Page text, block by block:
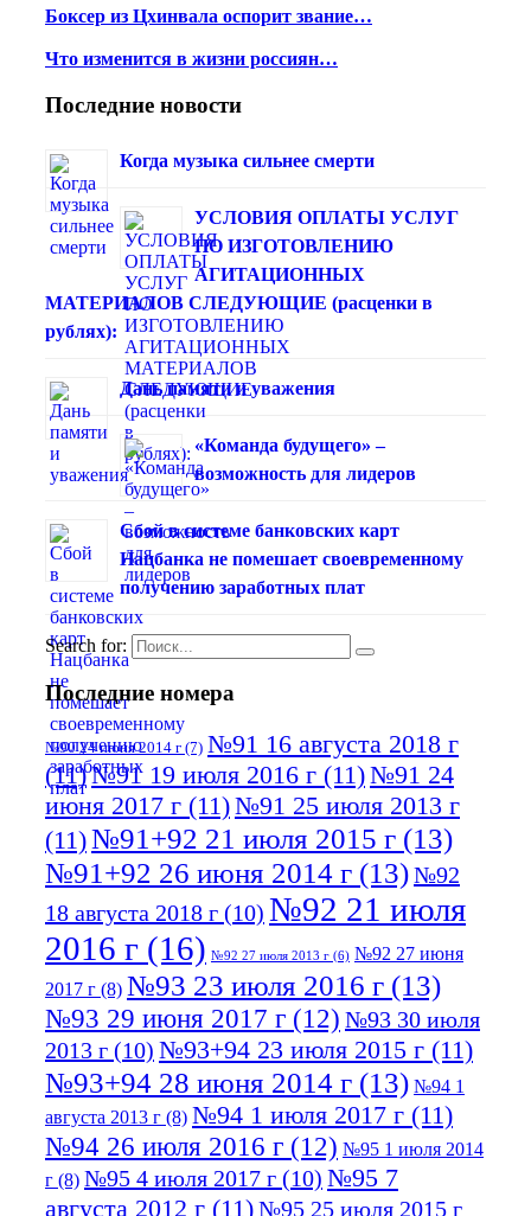
Боксер из Цхинвала оспорит звание…
Что изменится в жизни россиян…
Последние новости
Когда музыка сильнее смерти
УСЛОВИЯ ОПЛАТЫ УСЛУГ
ПО ИЗГОТОВЛЕНИЮ
АГИТАЦИОННЫХ
МАТЕРИАЛОВ СЛЕДУЮЩИЕ (расценки в
рублях):
Дань памяти и уважения
«Команда будущего» –
возможность для лидеров
Сбой в системе банковских карт
Нацбанка не помешает своевременному
получению заработных плат
Search for:
Последние номера
№90 24 июня 2014 г (7) №91 16 августа 2018 г
(11)№91 19 июля 2016 г (11)№91 24
июня 2017 г (11)№91 25 июля 2013 г
(11)№91+92 21 июля 2015 г (13)
№91+92 26 июня 2014 г (13)№92
18 августа 2018 г (10) №92 21 июля
2016 г (16) №92 27 июля 2013 г (6) №92 27 июня
2017 г (8) №93 23 июля 2016 г (13)
№93 29 июня 2017 г (12) №93 30 июля
2013 г (10) №93+94 23 июля 2015 г (11)
№93+94 28 июня 2014 г (13) №94 1
августа 2013 г (8) №94 1 июля 2017 г (11)
№94 26 июля 2016 г (12) №95 1 июля 2014
г (8) №95 4 июля 2017 г (10) №95 7
августа 2012 г (11)№95 25 июля 2015 г